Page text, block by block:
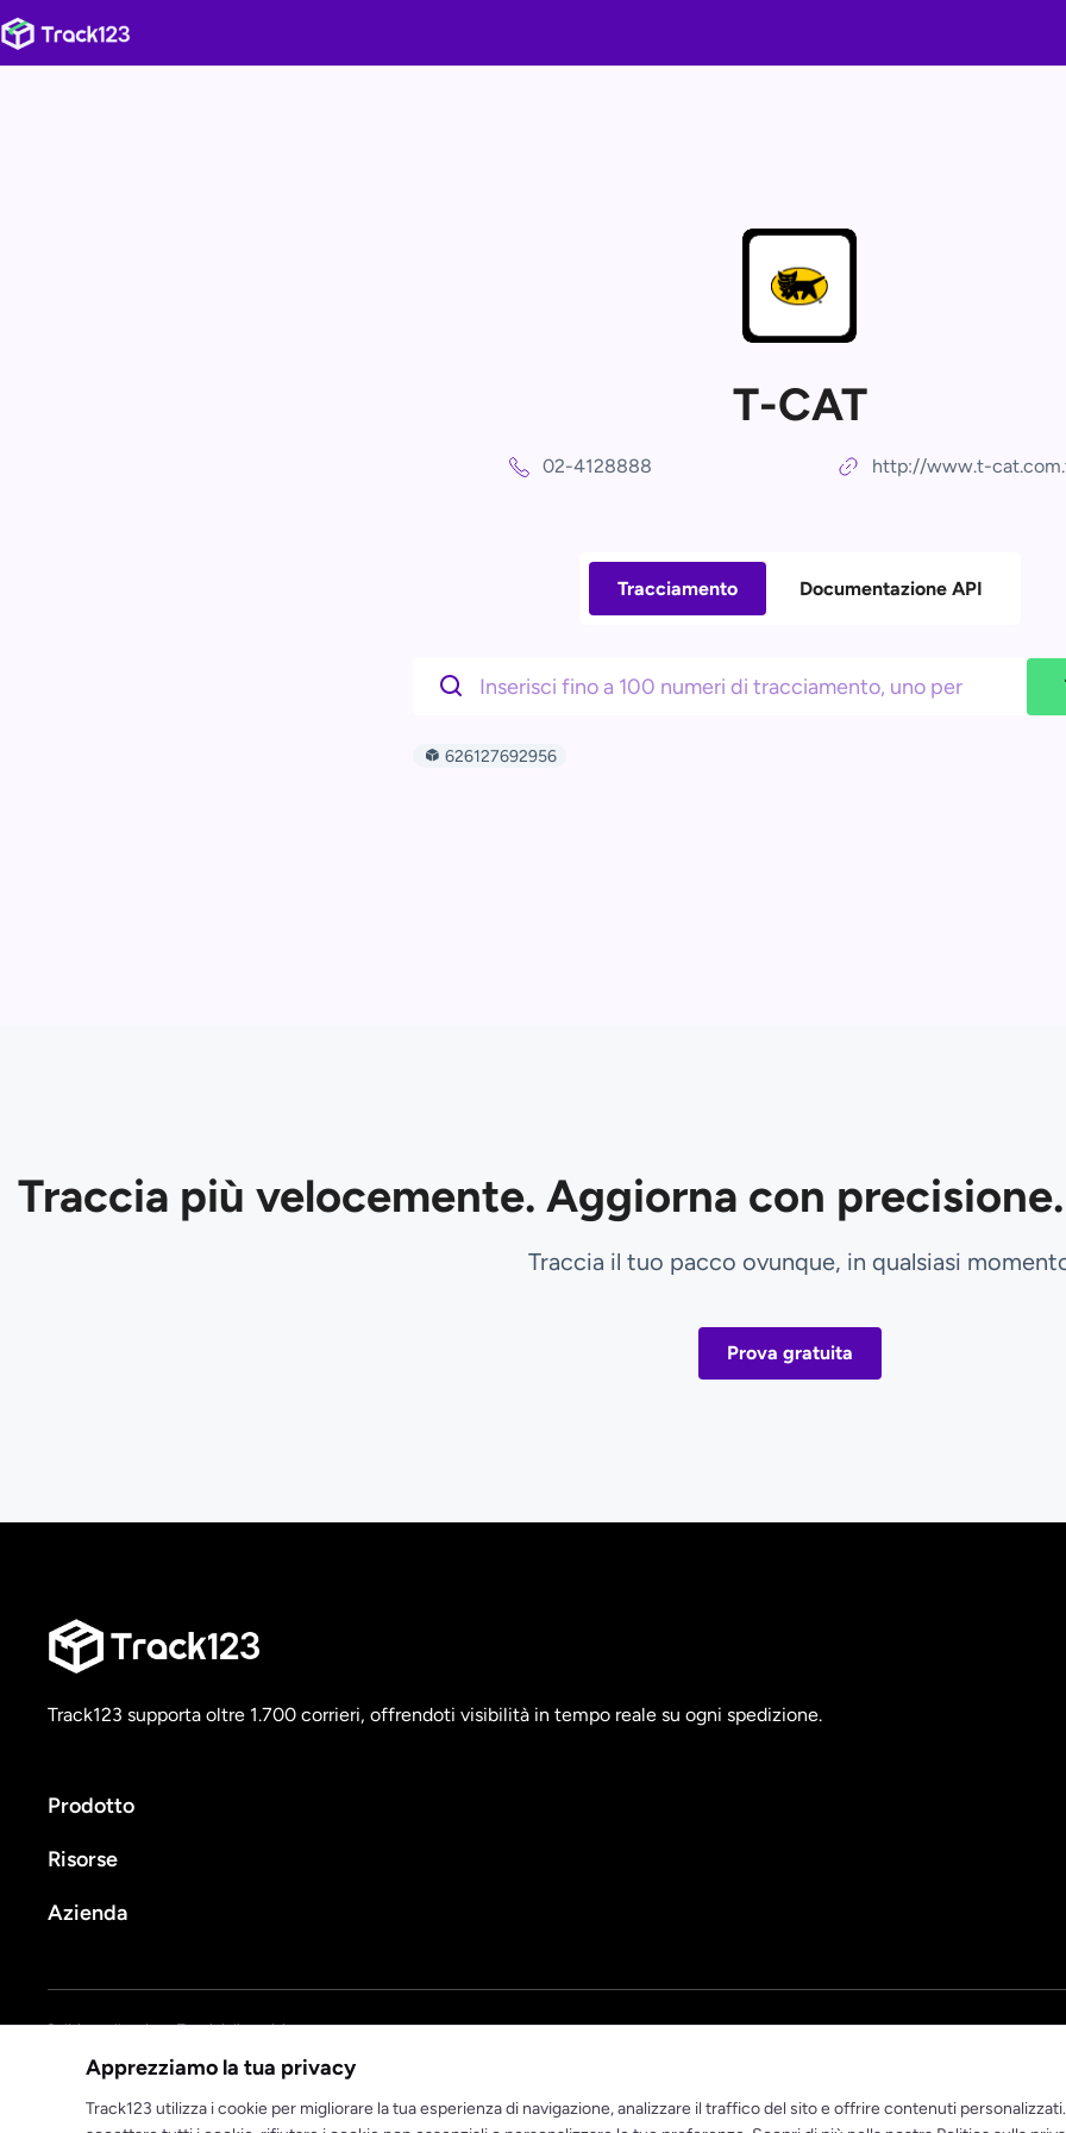
T-CAT
02-4128888 http://www.t-
Tracciamento Documentazione API
626127692956
Traccia più velocemente. Aggiorna con
Traccia il tuo pacco ovunque, in qualsiasi
Prova gratuita
Track123 supporta oltre 1.700 corrieri, offrendoti visibilità in tempo reale su ogni spedizione.
Prodotto
Risorse
Azienda
Politica sulla privacyTermini di servizio
© 2025 track123. Tutti i diritti riservati
Apprezziamo la tua privacy
Track123 utilizza i cookie per migliorare la tua esperienza di navigazione, analizzare il traffico del sito e offrire contenuti